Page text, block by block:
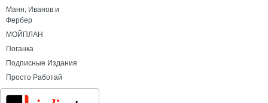
Манн, Иванов и
Фербер
МОЙПЛАН
Поганка
Подписные Издания
Просто Работай